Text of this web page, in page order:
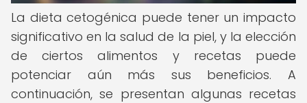
La dieta cetogénica puede tener un impacto
significativo en la salud de la piel, y la elección
de ciertos alimentos y recetas puede
potenciar aún más sus beneficios. A
continuación, se presentan algunas recetas